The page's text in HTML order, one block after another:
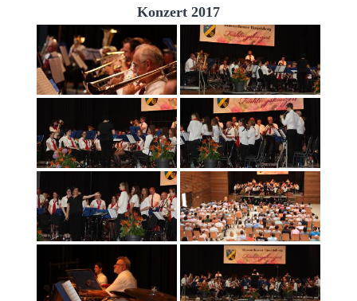
Konzert 2017